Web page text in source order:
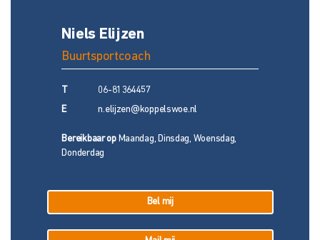
Niels Elijzen
Buurtsportcoach
06-81364457
E n.elijzen@koppelswoe.nl
Bereikbaar opMaandag, Dinsdag, Woensdag,
Donderdag
Bel mij